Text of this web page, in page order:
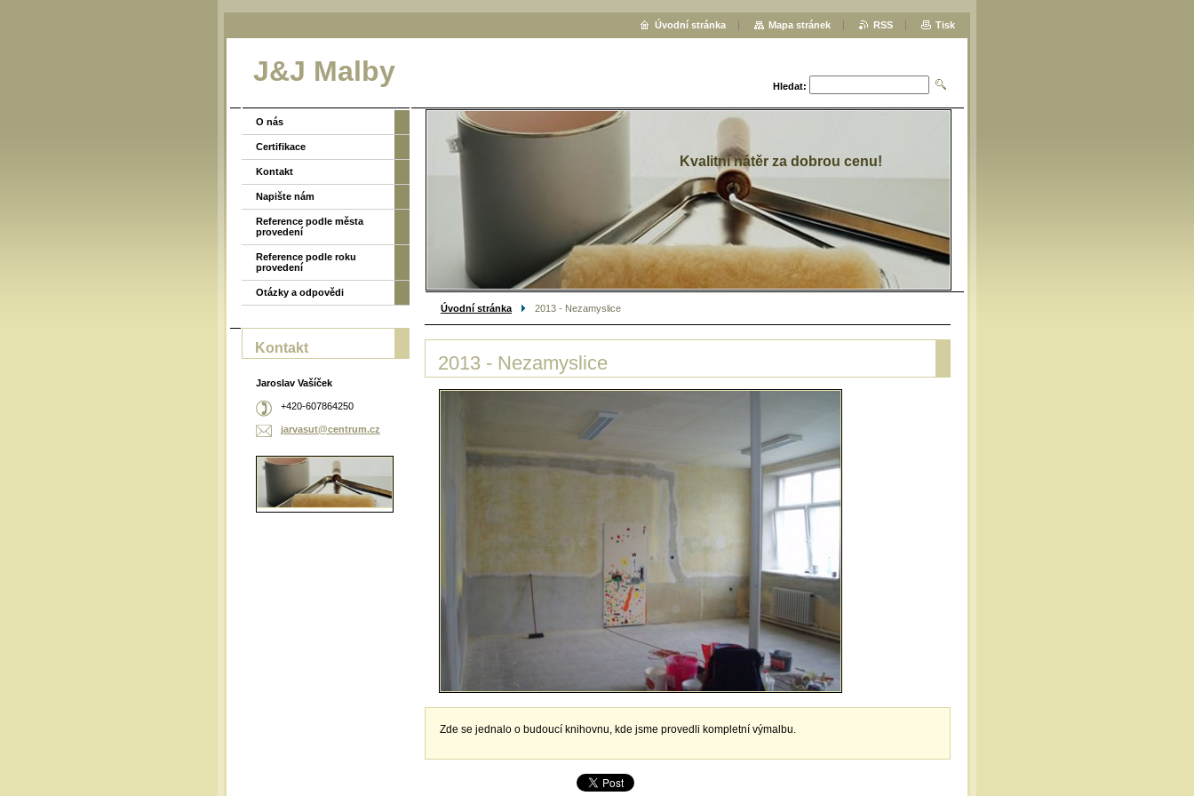
J&J Malby Hledat:
Kvalitní nátěr za dobrou cenu!
Úvodní stránka 2013 - Nezamyslice
2013 - Nezamyslice
Zde se jednalo o budoucí knihovnu, kde jsme provedli kompletní výmalbu.
O nás
Certifikace
Kontakt
Napište nám
Reference podle města
provedení
Reference podle roku
provedení
Otázky a odpovědi
Kontakt
Jaroslav Vašíček
+420-607864250
jarvasut@centrum.cz
Úvodní stránka Mapa stránek RSS Tisk